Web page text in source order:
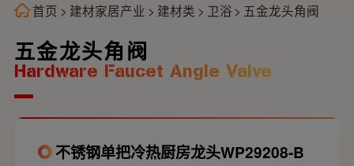
五金龙头角阀
Hardware Faucet Angle Valve
首页 > 建材家居产业 > 建材类 > 卫浴 > 五金龙头角阀
不锈钢单把冷热厨房龙头WP29208-B